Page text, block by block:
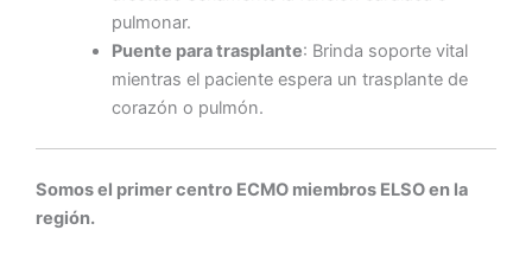
pulmonar.
Puente para trasplante: Brinda soporte vital
mientras el paciente espera un trasplante de
corazón o pulmón.
Somos el primer centro ECMO miembros ELSO en la
región.